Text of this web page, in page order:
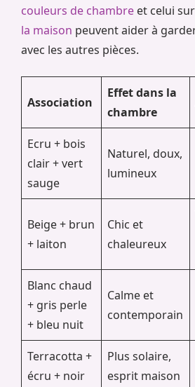
couleurs de chambre et celui
la maison peuvent aider à
avec les autres pièces.
Association
Effet dans la
chambre
Ecru + bois
clair + vert
sauge
Naturel, doux,
lumineux
Beige + brun
+ laiton
Chic et
chaleureux
Blanc chaud
+ gris perle
+ bleu nuit
Calme et
contemporain
Terracotta +
écru + noir
Plus solaire,
esprit maison